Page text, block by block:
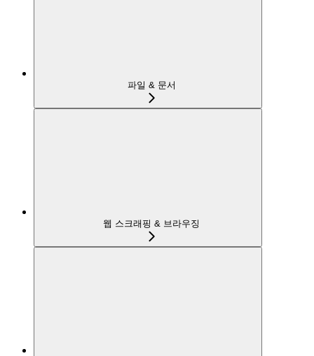
파일 & 문서
웹 스크래핑 & 브라우징